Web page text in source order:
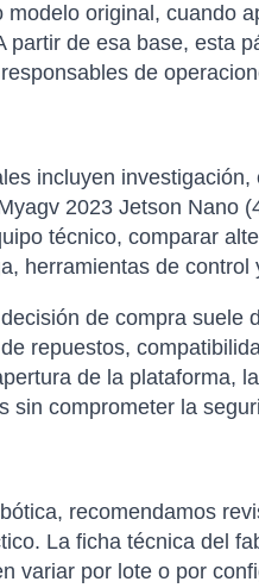
original, cuando
partir de esa base, esta
de
incluyen
2023 Jetson Nano
técnico, comparar
herramientas de
de compra
repuestos,
de la plataforma,
sin comprometer la
recomendamos
La ficha técnica del
variar por lote o por